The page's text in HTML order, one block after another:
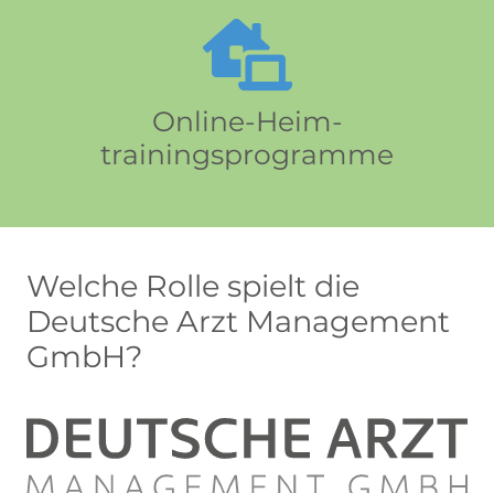
Online-Heim-
trainingsprogramme
Welche Rolle spielt die
Deutsche Arzt Management
GmbH?